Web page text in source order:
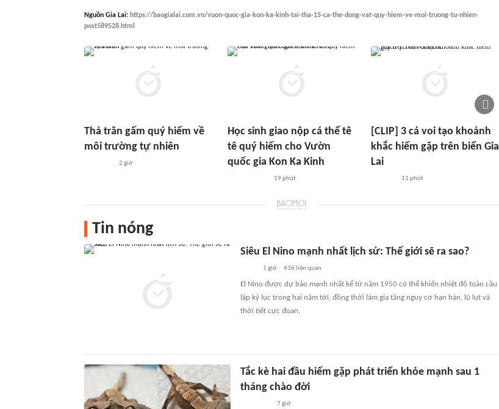
Nguồn Gia Lai: https://baogialai.com.vn/vuon-quoc-gia-kon-ka-kinh-tai-tha-15-ca-the-dong-vat-quy-hiem-ve-moi-truong-tu-nhien-
post589528.html
Thả trăn gấm quý hiếm về
môi trường tự nhiên
2 giờ
Học sinh giao nộp cá thể tê
tê quý hiếm cho Vườn
quốc gia Kon Ka Kinh
19 phút
[CLIP] 3 cá voi tạo khoảnh
khắc hiếm gặp trên biển Gia
Lai
11 phút
Tin nóng
Siêu El Nino mạnh nhất lịch sử: Thế giới sẽ ra sao?
1 giờ 436 liên quan
El Nino được dự báo mạnh nhất kể từ năm 1950 có thể khiến nhiệt độ toàn cầu
lập kỷ lục trong hai năm tới, đồng thời làm gia tăng nguy cơ hạn hán, lũ lụt và
thời tiết cực đoan.
Tắc kè hai đầu hiếm gặp phát triển khỏe mạnh sau 1
tháng chào đời
7 giờ